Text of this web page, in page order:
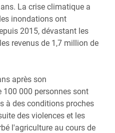
La crise climatique a
inondations ont
2015, dévastant les
revenus de 1,7 million de
après son
100 000 personnes sont
à des conditions proches
des violences et les
l'agriculture au cours de